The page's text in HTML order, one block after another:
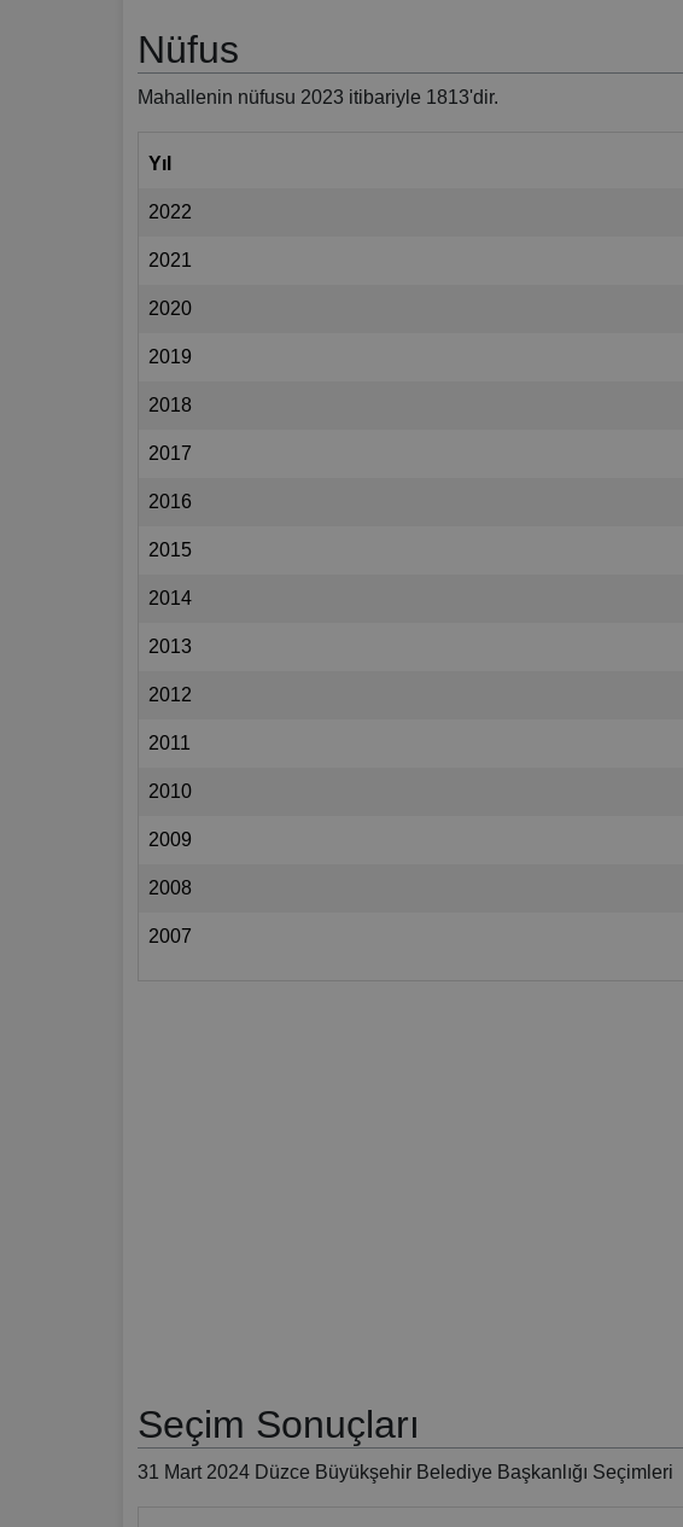
Nüfus
Mahallenin nüfusu 2023 itibariyle 1813'dir.
Yıl
2022
2021
2020
2019
2018
2017
2016
2015
2014
2013
2012
2011
2010
2009
2008
2007
Seçim Sonuçları
31 Mart 2024 Düzce Büyükşehir Belediye Başkanlığı Seçimleri